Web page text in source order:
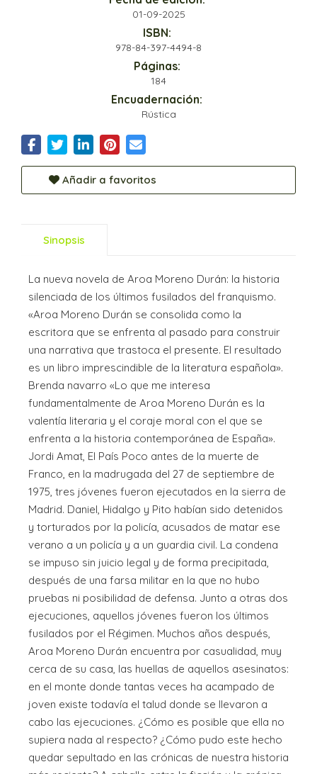
01-09-2025
ISBN:
978-84-397-4494-8
Páginas:
184
Encuadernación:
Rústica
Añadir a favoritos
Sinopsis
La nueva novela de Aroa Moreno Durán: la historia
silenciada de los últimos fusilados del franquismo.
«Aroa Moreno Durán se consolida como la
escritora que se enfrenta al pasado para construir
una narrativa que trastoca el presente. El resultado
es un libro imprescindible de la literatura española».
Brenda navarro «Lo que me interesa
fundamentalmente de Aroa Moreno Durán es la
valentía literaria y el coraje moral con el que se
enfrenta a la historia contemporánea de España».
Jordi Amat, El País Poco antes de la muerte de
Franco, en la madrugada del 27 de septiembre de
1975, tres jóvenes fueron ejecutados en la sierra de
Madrid. Daniel, Hidalgo y Pito habían sido detenidos
y torturados por la policía, acusados de matar ese
verano a un policía y a un guardia civil. La condena
se impuso sin juicio legal y de forma precipitada,
después de una farsa militar en la que no hubo
pruebas ni posibilidad de defensa. Junto a otras dos
ejecuciones, aquellos jóvenes fueron los últimos
fusilados por el Régimen. Muchos años después,
Aroa Moreno Durán encuentra por casualidad, muy
cerca de su casa, las huellas de aquellos asesinatos:
en el monte donde tantas veces ha acampado de
joven existe todavía el talud donde se llevaron a
cabo las ejecuciones. ¿Cómo es posible que ella no
supiera nada al respecto? ¿Cómo pudo este hecho
quedar sepultado en las crónicas de nuestra historia